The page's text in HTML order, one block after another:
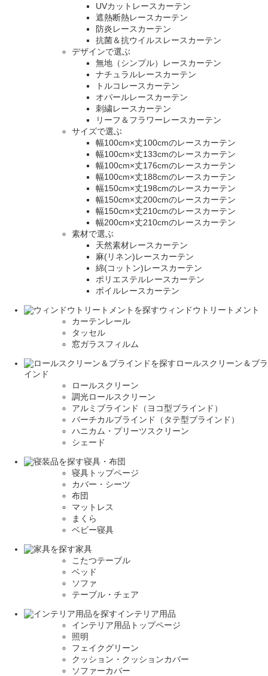
UVカットレースカーテン
遮熱断熱レースカーテン
防炎レースカーテン
抗菌＆抗ウイルスレースカーテン
デザインで選ぶ
無地（シンプル）レースカーテン
ナチュラルレースカーテン
トルコレースカーテン
オパールレースカーテン
刺繍レースカーテン
リーフ＆フラワーレースカーテン
サイズで選ぶ
幅100cm×丈100cmのレースカーテン
幅100cm×丈133cmのレースカーテン
幅100cm×丈176cmのレースカーテン
幅100cm×丈188cmのレースカーテン
幅150cm×丈198cmのレースカーテン
幅150cm×丈200cmのレースカーテン
幅150cm×丈210cmのレースカーテン
幅200cm×丈210cmのレースカーテン
素材で選ぶ
天然素材レースカーテン
麻(リネン)レースカーテン
綿(コットン)レースカーテン
ポリエステルレースカーテン
ボイルレースカーテン
ウィンドウトリートメント
カーテンレール
タッセル
窓ガラスフィルム
ロールスクリーン＆ブラ
インド
ロールスクリーン
調光ロールスクリーン
アルミブラインド（ヨコ型ブラインド）
バーチカルブラインド（タテ型ブラインド）
ハニカム・プリーツスクリーン
シェード
寝具・布団
寝具トップページ
カバー・シーツ
布団
マットレス
まくら
ベビー寝具
家具
こたつテーブル
ベッド
ソファ
テーブル・チェア
インテリア用品
インテリア用品トップページ
照明
フェイクグリーン
クッション・クッションカバー
ソファーカバー